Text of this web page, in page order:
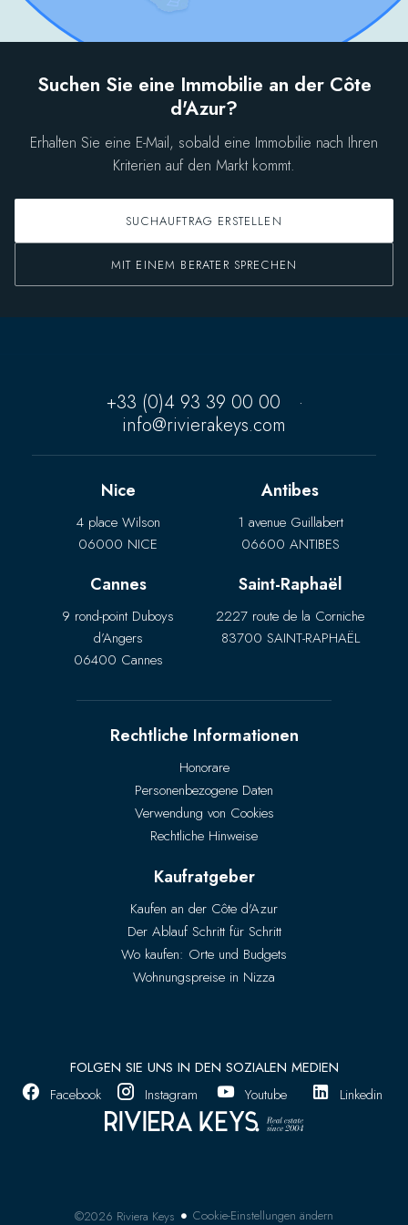
Suchen Sie eine Immobilie an der Côte
d'Azur?
Erhalten Sie eine E-Mail, sobald eine Immobilie nach Ihren
Kriterien auf den Markt kommt.
SUCHAUFTRAG ERSTELLEN
MIT EINEM BERATER SPRECHEN
+33 (0)4 93 39 00 00
·
info@rivierakeys.com
Nice
4 place Wilson
06000 NICE
Antibes
1 avenue Guillabert
06600 ANTIBES
Cannes
9 rond-point Duboys
d’Angers
06400 Cannes
Saint-Raphaël
2227 route de la Corniche
83700 SAINT-RAPHAËL
Rechtliche Informationen
Honorare
Personenbezogene Daten
Verwendung von Cookies
Rechtliche Hinweise
Kaufratgeber
Kaufen an der Côte d'Azur
Der Ablauf Schritt für Schritt
Wo kaufen: Orte und Budgets
Wohnungspreise in Nizza
FOLGEN SIE UNS IN DEN SOZIALEN MEDIEN
Facebook
Instagram Youtube Linkedin
©2026 Riviera Keys Cookie-Einstellungen ändern